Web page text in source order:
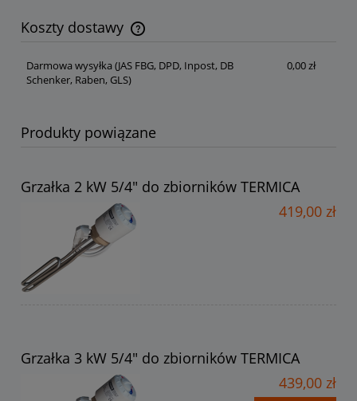
Koszty dostawy
Cena nie zawiera ewentualnych kosztów płatności
Darmowa wysyłka (JAS FBG, DPD, Inpost, DB
Schenker, Raben, GLS)
0,00 zł
Produkty powiązane
Grzałka 2 kW 5/4" do zbiorników TERMICA
419,00 zł
Grzałka 3 kW 5/4" do zbiorników TERMICA
439,00 zł